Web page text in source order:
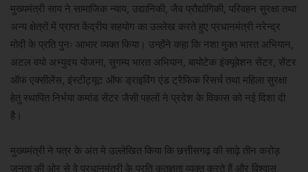
मुख्यमंत्री साय ने सामाजिक न्याय, उद्यानिकी, जैव प्रौद्योगिकी, परिवहन सुरक्षा तथा
अन्य क्षेत्रों में प्राप्त केंद्रीय सहयोग का उल्लेख करते हुए प्रधानमंत्री नरेन्द्र
मोदी के प्रति पुनः आभार व्यक्त किया। उन्होंने कहा कि नशा मुक्त भारत अभियान,
अटल वयो अभ्युदय योजना, सुगम्य भारत अभियान, बायोटेक इंक्यूबेशन सेंटर, सेंटर
ऑफ एक्सीलेंस, इंस्टीट्यूट ऑफ ड्राइविंग एंड ट्रैफिक रिसर्च तथा महिला सुरक्षा
हेतु स्थापित निर्भया कमांड सेंटर जैसी पहलों ने प्रदेश के विकास को नई दिशा दी
है।
मुख्यमंत्री ने पत्र के अंत मे उल्लेखित किया कि छत्तीसगढ़ की साढ़े तीन करोड़
जनता की ओर से वे प्रधानमंत्री के प्रति कृतज्ञता व्यक्त करते हैं और विश्वास